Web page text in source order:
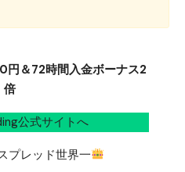
円＆72時間入金ボーナス2
倍
公式サイトへ
プレッド世界一